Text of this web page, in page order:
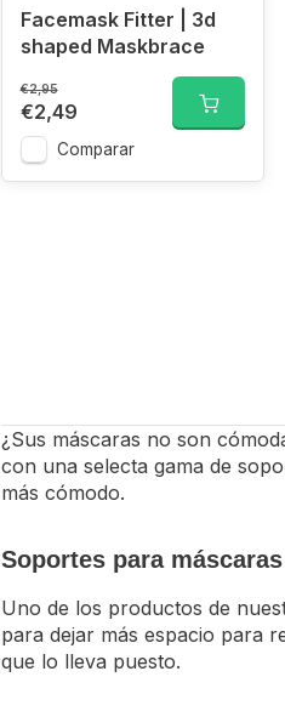
Facemask Fitter | 3d
shaped Maskbrace
€2,95
€2,49
Comparar
¿Sus máscaras no son
con una selecta gama de
más cómodo.
Soportes para máscaras
Uno de los productos de
para dejar más espacio para
que lo lleva puesto.